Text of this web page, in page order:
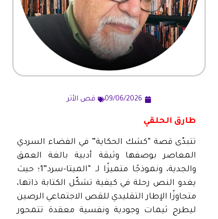
09/06/2026 قص الأثر
طارق الحلقي
تتبدّى قصة “كشك الحكاية” في الفضاء السردي
المعاصر بوصفها وثيقة أدبية بالغة العمق
والجدية، ونموذجًا متميزًا لـ “الميتا-سرد”1؛ حيث
يغدو النص رحلة في كيفية تشكّل الكتابة ذاتها،
متجاوزًا الإطار التقليدي للقص الاجتماعي الرصين
ليطرح ثيمات وجودية ونفسية معقدة تتمحور